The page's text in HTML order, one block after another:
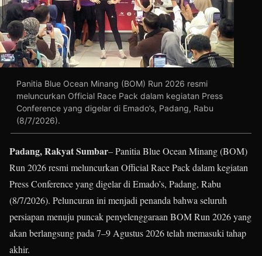
Panitia Blue Ocean Minang (BOM) Run 2026 resmi
meluncurkan Official Race Pack dalam kegiatan Press
Conference yang digelar di Emado’s, Padang, Rabu
(8/7/2026).
Padang, Rakyat Sumbar– Panitia Blue Ocean Minang (BOM)
Run 2026 resmi meluncurkan Official Race Pack dalam kegiatan
Press Conference yang digelar di Emado’s, Padang, Rabu
(8/7/2026). Peluncuran ini menjadi penanda bahwa seluruh
persiapan menuju puncak penyelenggaraan BOM Run 2026 yang
akan berlangsung pada 7–9 Agustus 2026 telah memasuki tahap
akhir.